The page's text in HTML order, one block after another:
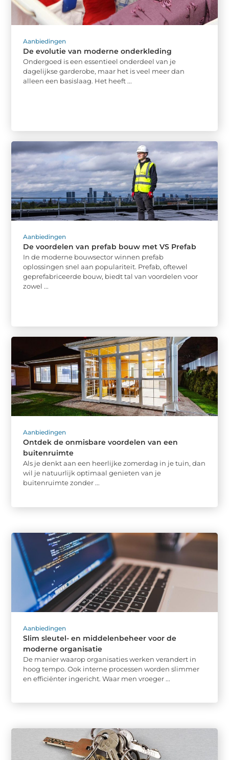
Aanbiedingen
De evolutie van moderne onderkleding
Ondergoed is een essentieel onderdeel van je
dagelijkse garderobe, maar het is veel meer dan
alleen een basislaag. Het heeft ...
Aanbiedingen
De voordelen van prefab bouw met VS Prefab
In de moderne bouwsector winnen prefab
oplossingen snel aan populariteit. Prefab, oftewel
geprefabriceerde bouw, biedt tal van voordelen voor
zowel ...
Aanbiedingen
Ontdek de onmisbare voordelen van een
buitenruimte
Als je denkt aan een heerlijke zomerdag in je tuin, dan
wil je natuurlijk optimaal genieten van je
buitenruimte zonder ...
Aanbiedingen
Slim sleutel- en middelenbeheer voor de
moderne organisatie
De manier waarop organisaties werken verandert in
hoog tempo. Ook interne processen worden slimmer
en efficiënter ingericht. Waar men vroeger ...